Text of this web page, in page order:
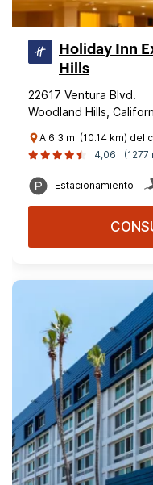
Holiday Inn
Hills
22617 Ventura Blvd.
Woodland Hills,
A 6.3 mi (10.14 km) del
4,06
Estacionamiento